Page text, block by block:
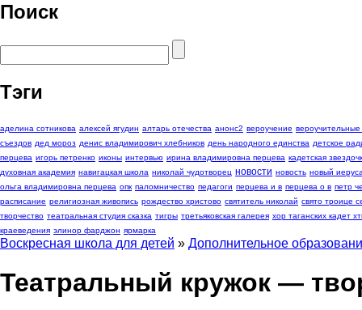
Поиск
Тэги
аделина сотникова алексей ягудин алтарь отечества анонс2 вероучение
съездов дед мороз денис владимирович хлебников день народного единства детское
перцева игорь петренко иконы интервью ирина владимировна перцева кадетская
духовная академия навигацкая школа николай чудотворец новости новость новый
ольга владимировна перцева опк паломничество педагоги перцева и в перцева о в петр
расписание религиозная живопись рождество христово святитель николай свято троице
творчество театральная студия сказка тигры третьяковская галерея хор таганских кадет
краеведения элинор фарджон ярмарка
Воскресная школа для детей » Дополнительное
Театральный кружок —